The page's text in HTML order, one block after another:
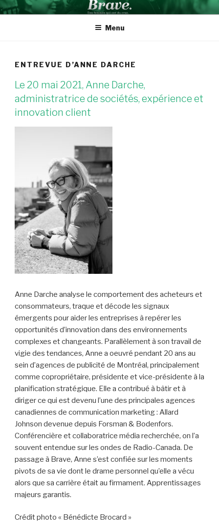
Aller
au
BRAVE INSPIRATION
Des femmes qui ont du cran
Menu
ENTREVUE D’ANNE DARCHE
Le 20 mai 2021, Anne Darche,
administratrice de sociétés, expérience et
innovation client
Anne Darche analyse le comportement des acheteurs et
consommateurs, traque et décode les signaux
émergents pour aider les entreprises à repérer les
opportunités d’innovation dans des environnements
complexes et changeants. Parallèlement à son travail de
vigie des tendances, Anne a oeuvré pendant 20 ans au
sein d’agences de publicité de Montréal, principalement
comme copropriétaire, présidente et vice-présidente à la
planification stratégique. Elle a contribué à bâtir et à
diriger ce qui est devenu l’une des principales agences
canadiennes de communication marketing : Allard
Johnson devenue depuis Forsman & Bodenfors.
Conférencière et collaboratrice média recherchée, on l’a
souvent entendue sur les ondes de Radio-Canada. De
passage à Brave, Anne s’est confiée sur les moments
pivots de sa vie dont le drame personnel qu’elle a vécu
alors que sa carrière était au firmament. Apprentissages
majeurs garantis.
Crédit photo « Bénédicte Brocard »